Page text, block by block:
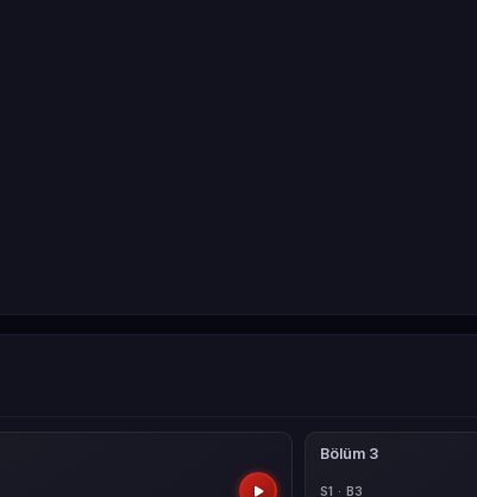
Bölüm 3
S1 · B3